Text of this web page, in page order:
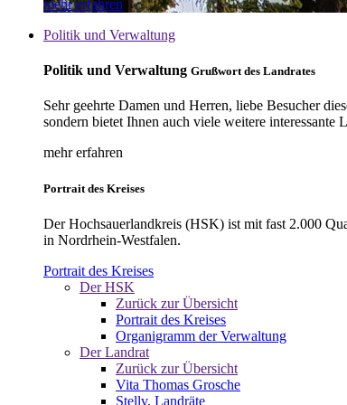
mehr erfahren
Politik und Verwaltung
Politik und Verwaltung Grußwort des Landrates
Sehr geehrte Damen und Herren, liebe Besucher
sondern bietet Ihnen auch viele weitere interessante
mehr erfahren
Portrait des Kreises
Der Hochsauerlandkreis (HSK) ist mit fast 2.000
in Nordrhein-Westfalen.
Portrait des Kreises
Der HSK
Zurück zur Übersicht
Portrait des Kreises
Organigramm der Verwaltung
Der Landrat
Zurück zur Übersicht
Vita Thomas Grosche
Stellv. Landräte